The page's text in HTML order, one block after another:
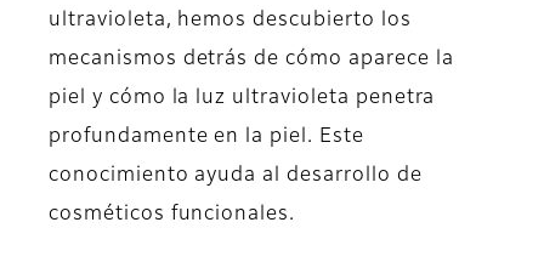
ultravioleta, hemos descubierto los
mecanismos detrás de cómo aparece la
piel y cómo la luz ultravioleta penetra
profundamente en la piel. Este
conocimiento ayuda al desarrollo de
cosméticos funcionales.